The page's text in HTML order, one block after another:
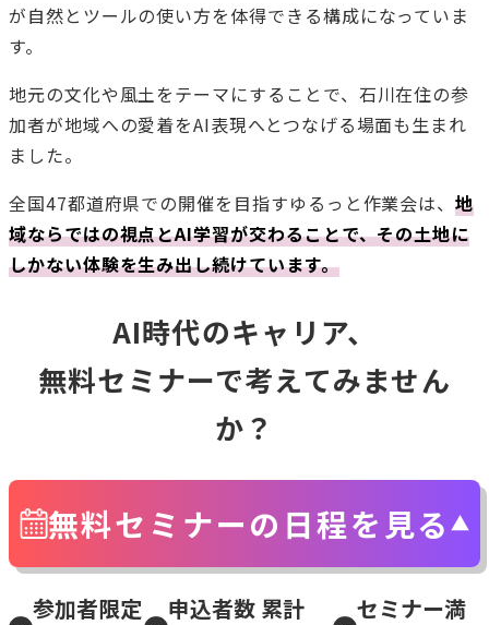
が自然とツールの使い方を体得できる構成になっていま
す。
地元の文化や風土をテーマにすることで、石川在住の参
加者が地域への愛着をAI表現へとつなげる場面も生まれ
ました。
全国47都道府県での開催を目指すゆるっと作業会は、地
域ならではの視点とAI学習が交わることで、その土地に
しかない体験を生み出し続けています。
AI時代のキャリア、
無料セミナーで考えてみません
か？
無料セミナーの日程を見る
参加者限定
申込者数 累計
セミナー満